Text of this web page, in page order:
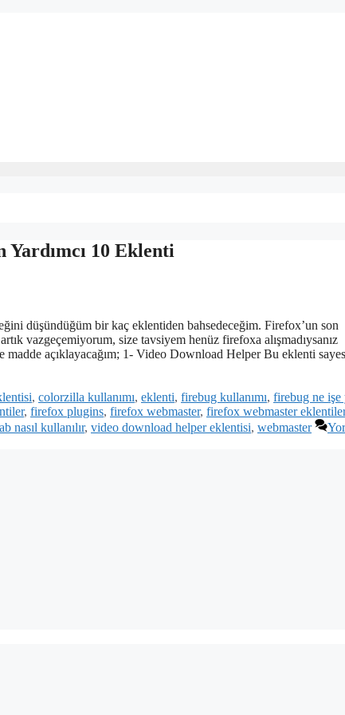
10 Eklenti
düşündüğüm bir kaç eklentiden bahsedeceğim. Firefox’un son
vazgeçemiyorum, size tavsiyem henüz firefoxa alışmadıysanız
açıklayacağım; 1- Video Download Helper Bu eklenti
, colorzilla kullanımı, eklenti, firebug kullanımı, firebug ne işe
, firefox plugins, firefox webmaster, firefox webmaster
nasıl kullanılır, video download helper eklentisi, webmaster